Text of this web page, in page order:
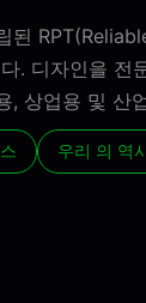
된
. 디자인을 전
, 상업용 및 산
우리 의 역